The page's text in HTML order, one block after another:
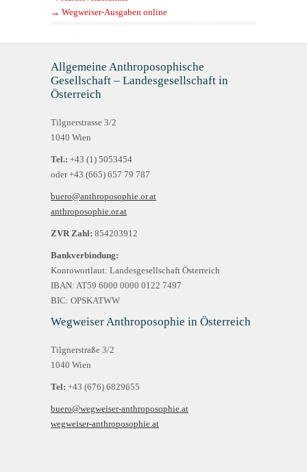
→ Wegweiser-Ausgaben online
Allgemeine Anthroposophische
Gesellschaft – Landesgesellschaft in
Österreich
Tilgnerstrasse 3/2
1040 Wien
Tel.: +43 (1) 5053454
oder +43 (665) 657 79 787
buero@anthroposophie.or.at
anthroposophie.or.at
ZVR Zahl: 854203912
Bankverbindung:
Kontowortlaut: Landesgesellschaft Österreich
IBAN: AT59 6000 0000 0122 7497
BIC: OPSKATWW
Wegweiser Anthroposophie in Österreich
Tilgnerstraße 3/2
1040 Wien
Tel: +43 (676) 6829655
buero@wegweiser-anthroposophie.at
wegweiser-anthroposophie.at